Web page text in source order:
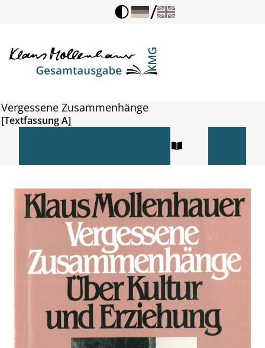
/
Vergessene Zusammenhänge
[Textfassung A]